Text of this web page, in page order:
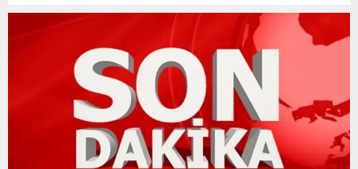
getiriyor. Hazine Müsteşarlığına bağlı ilgili kurumlarca...